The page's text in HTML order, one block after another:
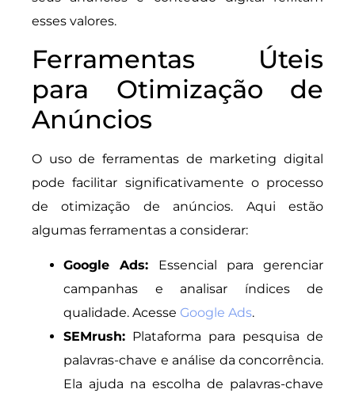
esses valores.
Ferramentas Úteis
para Otimização de
Anúncios
O uso de ferramentas de marketing digital
pode facilitar significativamente o processo
de otimização de anúncios. Aqui estão
algumas ferramentas a considerar:
Google Ads: Essencial para gerenciar
campanhas e analisar índices de
qualidade. Acesse Google Ads.
SEMrush: Plataforma para pesquisa de
palavras-chave e análise da concorrência.
Ela ajuda na escolha de palavras-chave